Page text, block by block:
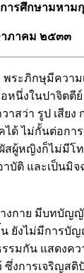
ารศึกษามหาม
ภาคม ๒๕๓๓
ระภิกษุมีความ
นึ่งในปาจิตตีย์
าสว่า รูป เสียง
ได้ ไม่กั้นต่อกา
สผู้หญิงก็ไม่มีโ
บัติ และเป็นมิจ
งกาย มีบทบัญ
น ยังไม่มีการบั
รมกัน แสดงค
งการเจริญสติ